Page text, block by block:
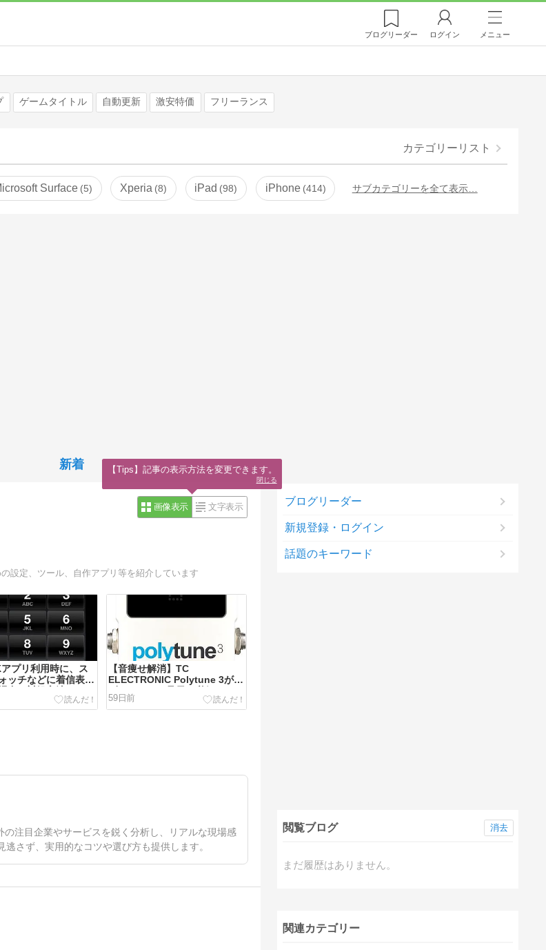
ブログリーダー ログイン メニュー
ゲームタイトル 自動更新 激安特価 フリーランス
カテゴリーリスト
Surface 5 Xperia 8 iPad 98 iPhone 414 サブカテゴリーを全て表示…
新着
画像表示 文字表示
設定、ツール、自作アプリ等を紹介しています
プリ利用時に、ス
ッチなどに着信表示
合の対処方法
【音痩せ解消】TC
ELECTRONIC Polytune 3が全
ギタリストの足元に必須である
理由
59日前
注目企業やサービスを鋭く分析し、リアルな現場感
さず、実用的なコツや選び方も提供します。
ブログリーダー
新規登録・ログイン
話題のキーワード
閲覧ブログ
まだ履歴はありません。
消去
関連カテゴリー
【Tips】記事の表示方法を変更できます。
閉じる